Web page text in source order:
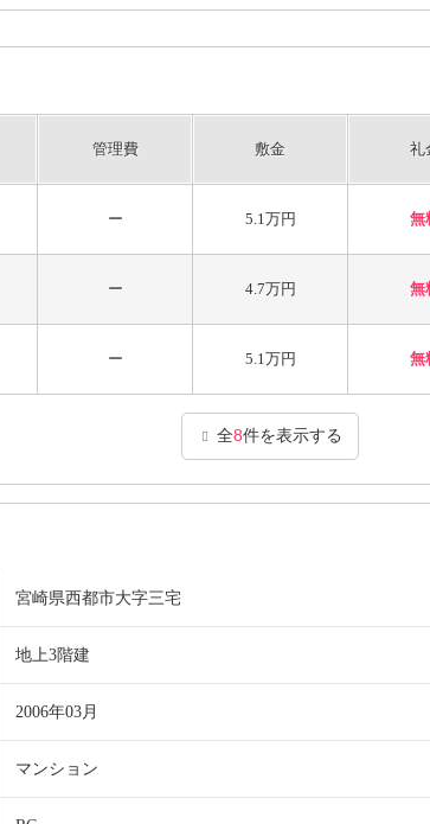
管理費 敷金 礼
ー 5.1万円 無
ー 4.7万円 無
ー 5.1万円 無
全8件を表示する
宮崎県西都市大字三宅
地上3階建
2006年03月
マンション